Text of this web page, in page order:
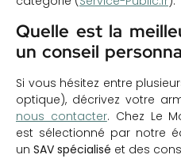
Quelle est la
un conseil
Si vous hésitez entre
optique), décrivez votre
nous contacter. Chez Le
est sélectionné par notre
un SAV spécialisé et des